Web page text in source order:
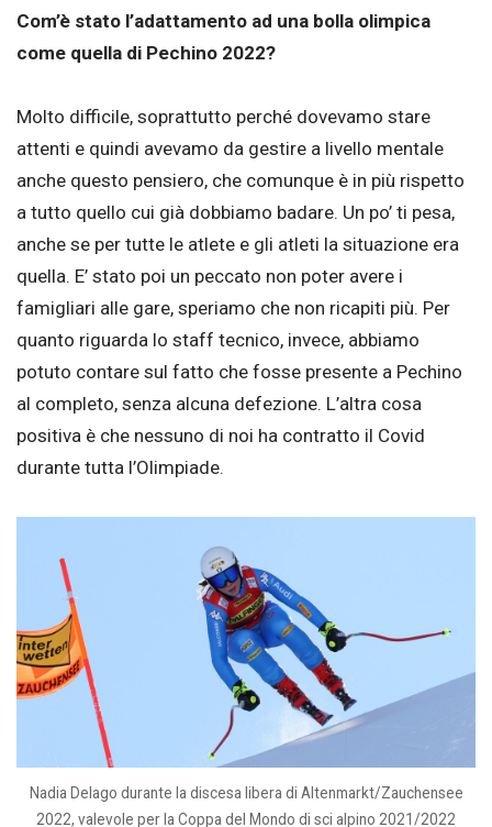
Com’è stato l’adattamento ad una bolla olimpica
come quella di Pechino 2022?
Molto difficile, soprattutto perché dovevamo stare
attenti e quindi avevamo da gestire a livello mentale
anche questo pensiero, che comunque è in più rispetto
a tutto quello cui già dobbiamo badare. Un po’ ti pesa,
anche se per tutte le atlete e gli atleti la situazione era
quella. E’ stato poi un peccato non poter avere i
famigliari alle gare, speriamo che non ricapiti più. Per
quanto riguarda lo staff tecnico, invece, abbiamo
potuto contare sul fatto che fosse presente a Pechino
al completo, senza alcuna defezione. L’altra cosa
positiva è che nessuno di noi ha contratto il Covid
durante tutta l’Olimpiade.
Nadia Delago durante la discesa libera di Altenmarkt/Zauchensee
2022, valevole per la Coppa del Mondo di sci alpino 2021/2022